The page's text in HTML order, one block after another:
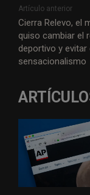
Artículo anterior
Cierra Relevo, el
quiso cambiar el
deportivo y evitar
sensacionalismo